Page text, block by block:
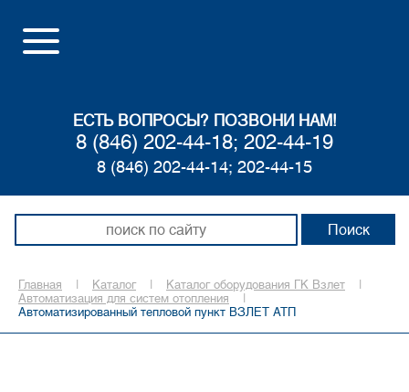
ЕСТЬ ВОПРОСЫ? ПОЗВОНИ НАМ!
8 (846) 202-44-18; 202-44-19
8 (846) 202-44-14; 202-44-15
Главная Каталог Каталог оборудования ГК Взлет
Автоматизация для систем отопления
Автоматизированный тепловой пункт ВЗЛЕТ АТП